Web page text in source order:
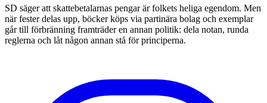
SD säger att skattebetalarnas pengar är folkets heliga egendom. Men
när fester delas upp, böcker köps via partinära bolag och exemplar
går till förbränning framträder en annan politik: dela notan, runda
reglerna och låt någon annan stå för principerna.